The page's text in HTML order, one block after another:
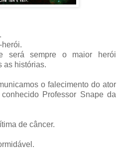
herói.
será sempre o maior herói
as histórias.
o falecimento do ator
Professor Snape da
de câncer.